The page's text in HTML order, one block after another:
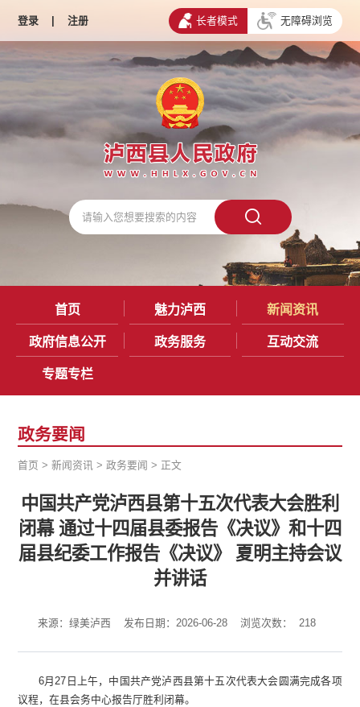
登录 | 注册 长者模式 无障碍浏览
首页 魅力泸西 新闻资讯
政府信息公开 政务服务 互动交流
专题专栏
政务要闻
首页 >新闻资讯 >政务要闻 > 正文
中国共产党泸西县第十五次代表大会胜利
闭幕 通过十四届县委报告《决议》和十四
届县纪委工作报告《决议》 夏明主持会议
并讲话
来源：绿美泸西 发布日期：2026-06-28 浏览次数： 218
6月27日上午，中国共产党泸西县第十五次代表大会圆满完成各项
议程，在县会务中心报告厅胜利闭幕。